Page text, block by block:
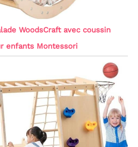
WoodsCraft avec coussin
enfants Montessori